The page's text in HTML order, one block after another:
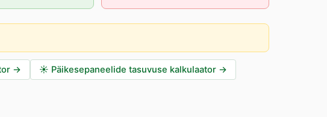
→ ☀️ Päikesepaneelide tasuvuse kalkulaator →